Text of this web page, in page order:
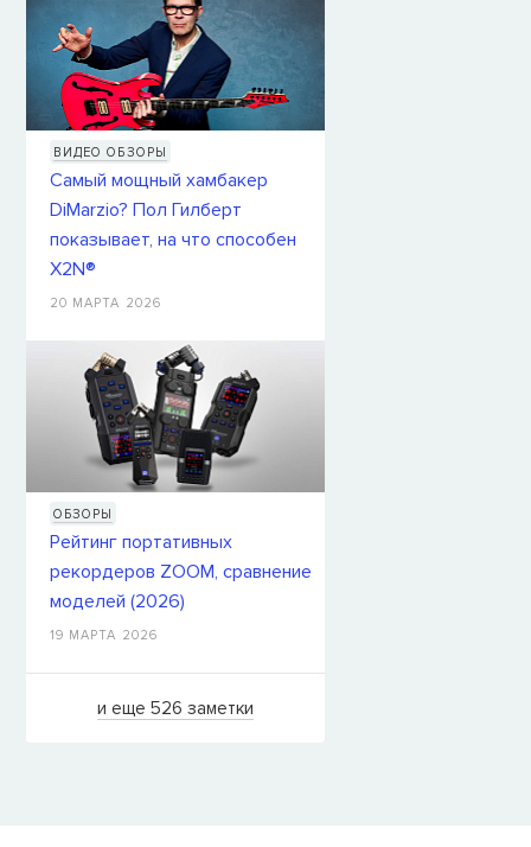
ВИДЕО ОБЗОРЫ
Самый мощный хамбакер
DiMarzio? Пол Гилберт
показывает, на что способен
X2N®
20 МАРТА 2026
ОБЗОРЫ
Рейтинг портативных
рекордеров ZOOM, сравнение
моделей (2026)
19 МАРТА 2026
и еще 526 заметки